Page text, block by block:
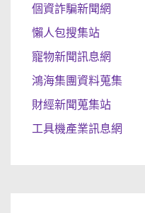
個資詐騙新聞網
懶人包搜集站
寵物新聞訊息網
鴻海集團資料蒐集
財經新聞蒐集站
工具機產業訊息網